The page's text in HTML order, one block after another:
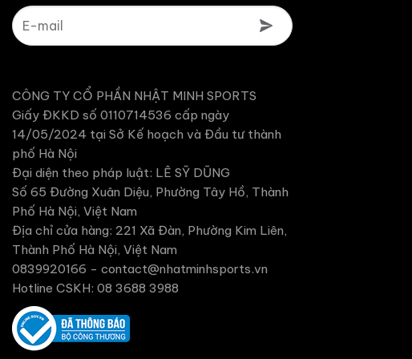
CÔNG TY CỔ PHẦN NHẬT MINH SPORTS
Giấy ĐKKD số 0110714536 cấp ngày
14/05/2024 tại Sở Kế hoạch và Đầu tư thành
phố Hà Nội
Đại diện theo pháp luật: LÊ SỸ DŨNG
Số 65 Đường Xuân Diệu, Phường Tây Hồ, Thành
Phố Hà Nội, Việt Nam
Địa chỉ cửa hàng: 221 Xã Đàn, Phường Kim Liên,
Thành Phố Hà Nội, Việt Nam
0839920166 - contact@nhatminhsports.vn
Hotline CSKH: 08 3688 3988